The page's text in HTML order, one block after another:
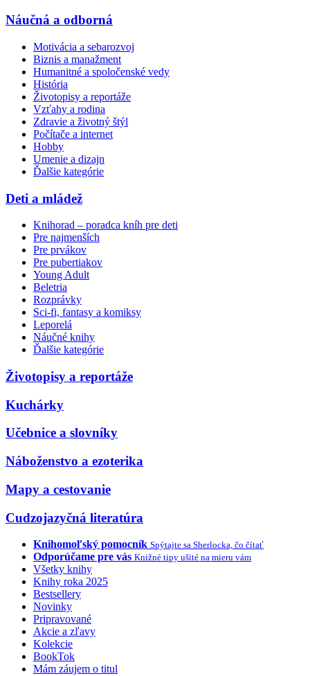
Náučná a odborná
Motivácia a sebarozvoj
Biznis a manažment
Humanitné a spoločenské vedy
História
Životopisy a reportáže
Vzťahy a rodina
Zdravie a životný štýl
Počítače a internet
Hobby
Umenie a dizajn
Ďalšie kategórie
Deti a mládež
Knihorad – poradca kníh pre deti
Pre najmenších
Pre prvákov
Pre pubertiakov
Young Adult
Beletria
Rozprávky
Sci-fi, fantasy a komiksy
Leporelá
Náučné knihy
Ďalšie kategórie
Životopisy a reportáže
Kuchárky
Učebnice a slovníky
Náboženstvo a ezoterika
Mapy a cestovanie
Cudzojazyčná literatúra
Knihomoľský pomocník Spýtajte sa Sherlocka, čo čítať
Odporúčame pre vás Knižné tipy ušité na mieru vám
Všetky knihy
Knihy roka 2025
Bestsellery
Novinky
Pripravované
Akcie a zľavy
Kolekcie
BookTok
Mám záujem o titul